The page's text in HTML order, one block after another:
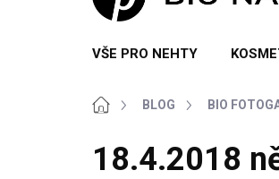
VŠE PRO NEHTY
DomůBLOG BIO
18.4.2018